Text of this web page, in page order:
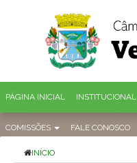
PÁGINA INICIAL INSTITUCIONAL
COMISSÕES FALE CONOSCO
INÍCIO